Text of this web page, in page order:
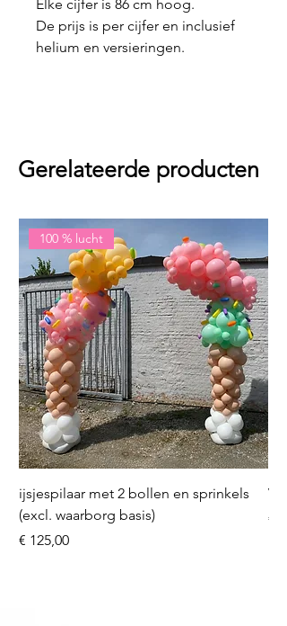
Elke cijfer is 86 cm hoog.
De prijs is per cijfer en inclusief
helium en versieringen.
Gerelateerde producten
100 % lucht
ijsjespilaar met 2 bollen en sprinkels
(excl. waarborg basis)
Prijs
€ 125,00
Prijs
€